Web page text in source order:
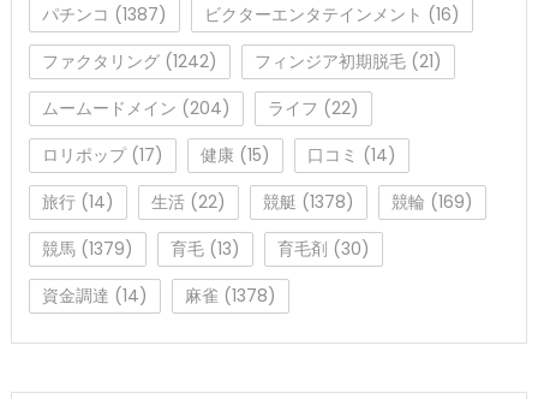
パチンコ (1387) ビクターエンタテインメント (16)
ファクタリング(1242) フィンジア初期脱毛(21)
ムームードメイン (204) ライフ (22)
ロリポップ(17) 健康(15) 口コミ (14)
旅行(14) 生活(22) 競艇 (1378) 競輪 (169)
競馬(1379) 育毛(13) 育毛剤 (30)
資金調達 (14) 麻雀 (1378)